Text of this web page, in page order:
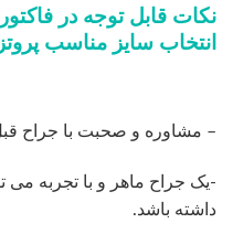
نکات قابل توجه در
انتخاب سایز مناسب
– مشاوره و صحبت با جراح
-یک جراح ماهر و با تجربه می
داشته باشد.